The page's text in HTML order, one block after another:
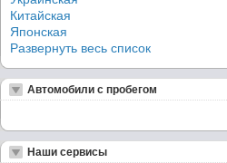
Китайская
Японская
Развернуть весь список
Автомобили с пробегом
Наши сервисы